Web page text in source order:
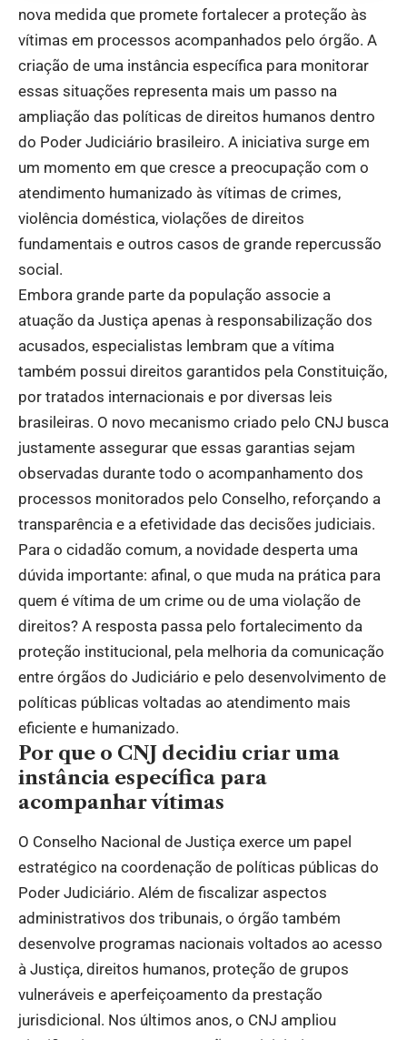
nova medida que promete fortalecer a proteção às
vítimas em processos acompanhados pelo órgão. A
criação de uma instância específica para monitorar
essas situações representa mais um passo na
ampliação das políticas de direitos humanos dentro
do Poder Judiciário brasileiro. A iniciativa surge em
um momento em que cresce a preocupação com o
atendimento humanizado às vítimas de crimes,
violência doméstica, violações de direitos
fundamentais e outros casos de grande repercussão
social.
Embora grande parte da população associe a
atuação da Justiça apenas à responsabilização dos
acusados, especialistas lembram que a vítima
também possui direitos garantidos pela Constituição,
por tratados internacionais e por diversas leis
brasileiras. O novo mecanismo criado pelo CNJ busca
justamente assegurar que essas garantias sejam
observadas durante todo o acompanhamento dos
processos monitorados pelo Conselho, reforçando a
transparência e a efetividade das decisões judiciais.
Para o cidadão comum, a novidade desperta uma
dúvida importante: afinal, o que muda na prática para
quem é vítima de um crime ou de uma violação de
direitos? A resposta passa pelo fortalecimento da
proteção institucional, pela melhoria da comunicação
entre órgãos do Judiciário e pelo desenvolvimento de
políticas públicas voltadas ao atendimento mais
eficiente e humanizado.
Por que o CNJ decidiu criar uma
instância específica para
acompanhar vítimas
O Conselho Nacional de Justiça exerce um papel
estratégico na coordenação de políticas públicas do
Poder Judiciário. Além de fiscalizar aspectos
administrativos dos tribunais, o órgão também
desenvolve programas nacionais voltados ao acesso
à Justiça, direitos humanos, proteção de grupos
vulneráveis e aperfeiçoamento da prestação
jurisdicional. Nos últimos anos, o CNJ ampliou